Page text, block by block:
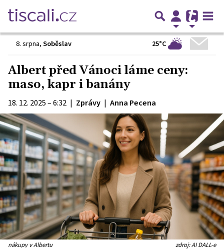
8. srpna, Soběslav 25°C
Albert před Vánoci láme ceny:
maso, kapr i banány
18. 12. 2025 – 6:32 | Zprávy | Anna Pecena
nákupy v Albertu zdroj: AI DALL-e